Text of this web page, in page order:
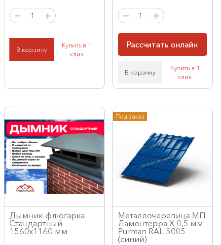
В корзину
Купить в 1
клик
Рассчитать онлайн
В корзину
Купить в 1
клик
Дымник-флюгарка
Стандартный
1560х1160 мм
Под заказ
Металлочерепица МП
Ламонтерра X 0,5 мм
Purman RAL 5005
(синий)